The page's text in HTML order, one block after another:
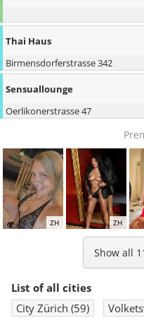
Thai Haus
Birmensdorferstrasse 342
Sensuallounge
Oerlikonerstrasse 47
ZH ZH
ZH ZH
Show all
List of all cities
City Zürich (59)